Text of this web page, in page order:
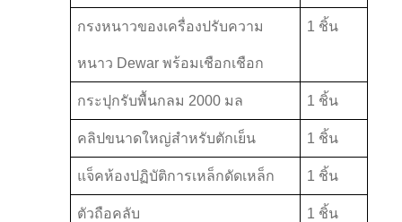
กรงหนาวของเครื่องปรับความ
หนาว Dewar พร้อมเชือกเชือก
1 ชิ้น
กระปุกรับพื้นกลม 2000 มล 1 ชิ้น
คลิปขนาดใหญ่สําหรับตักเย็น 1 ชิ้น
แจ็คห้องปฏิบัติการเหล็กดัดเหล็ก 1 ชิ้น
ตัวถือคลับ 1 ชิ้น